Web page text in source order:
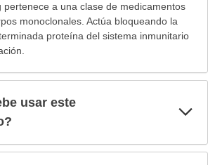
pertenece a una clase de medicamentos
monoclonales. Actúa bloqueando la
proteína del sistema inmunitario
usar este